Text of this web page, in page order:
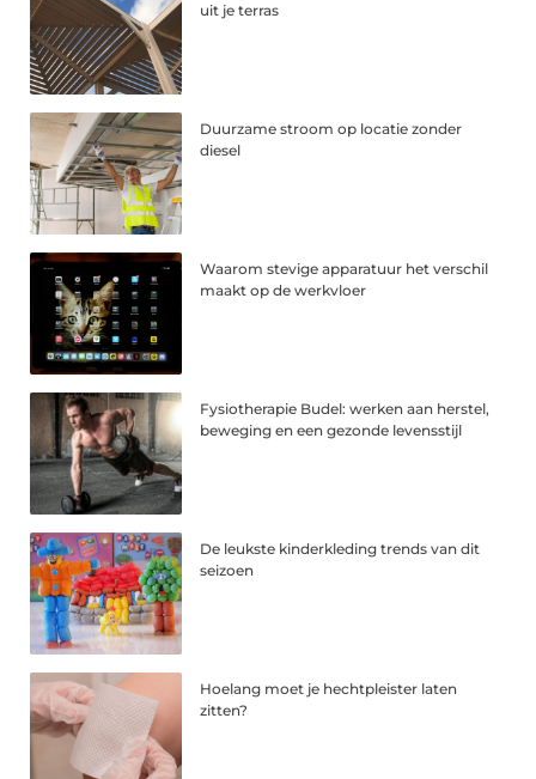
uit je terras
Duurzame stroom op locatie zonder
diesel
Waarom stevige apparatuur het verschil
maakt op de werkvloer
Fysiotherapie Budel: werken aan herstel,
beweging en een gezonde levensstijl
De leukste kinderkleding trends van dit
seizoen
Hoelang moet je hechtpleister laten
zitten?